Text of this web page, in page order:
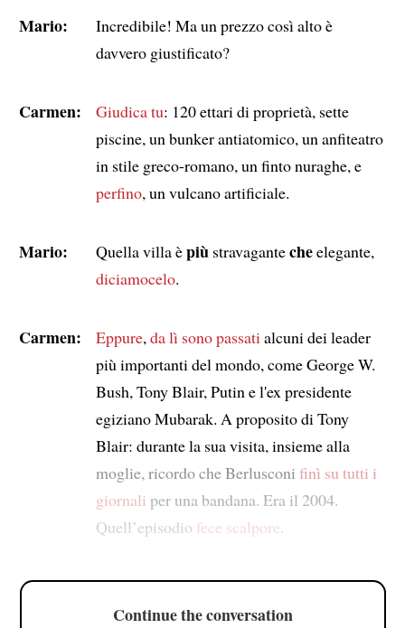
Mario:
Incredibile! Ma un prezzo così alto è
davvero giustificato?
Carmen: Giudica tu: 120 ettari di proprietà, sette
piscine, un bunker antiatomico, un anfiteatro
in stile greco-romano, un finto nuraghe, e
perfino, un vulcano artificiale.
Mario: Quella villa èpiù stravagantecheelegante,
diciamocelo.
Carmen: Eppure, da lì sono passati alcuni dei leader
più importanti del mondo, come George W.
Bush, Tony Blair, Putin e l'ex presidente
egiziano Mubarak. A proposito di Tony
Blair: durante la sua visita, insieme alla
moglie, ricordo che Berlusconi finì su tutti i
giornali per una bandana. Era il 2004.
Quell’episodio fece scalpore.
Continue the conversation